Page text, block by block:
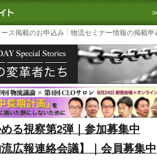
最大の物流ニュースサイト
3PL, SCMなど国内
ス掲載のお申込み 物流セミナー情報の掲載申
る視察第2弾｜参加募集中
広報連絡会議】｜会員募集中